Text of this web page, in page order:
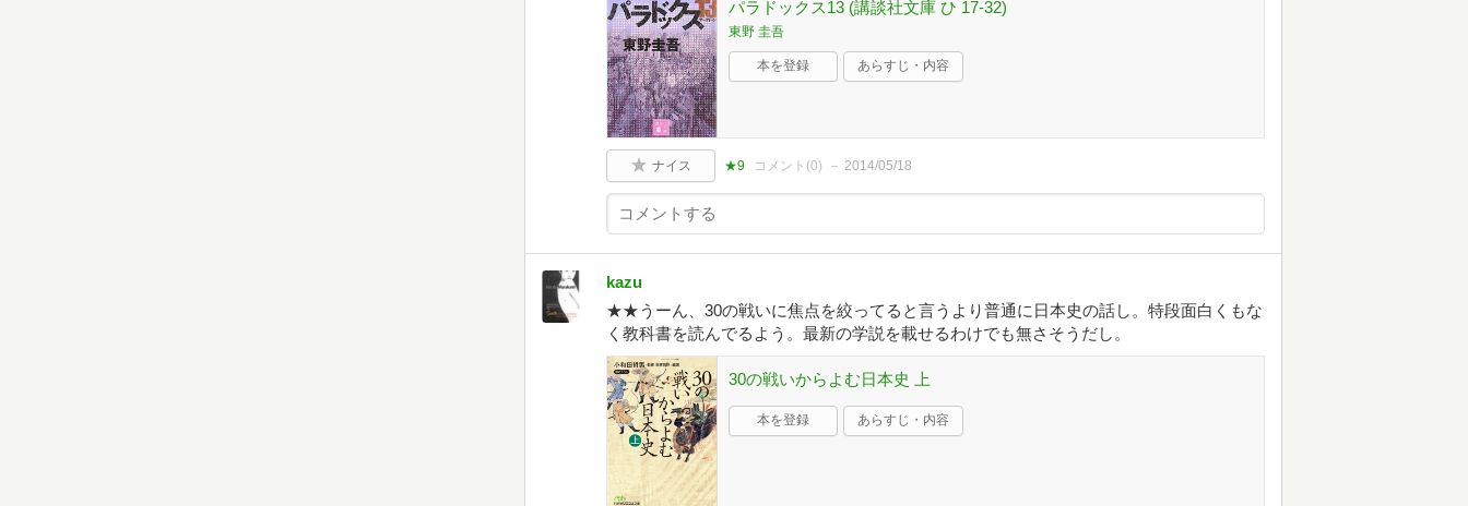
パラドックス13 (講談社文庫 ひ 17-32)
東野 圭吾
本を登録 あらすじ・内容
ナイス ★9 コメント(0) 2014/05/18
kazu
★★うーん、30の戦いに焦点を絞ってると言うより普通に日本史の話し。特段面白くもな
く教科書を読んでるよう。最新の学説を載せるわけでも無さそうだし。
30の戦いからよむ日本史 上
本を登録 あらすじ・内容